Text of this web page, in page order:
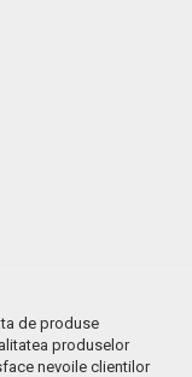
de produse
produselor
nevoile clientilor